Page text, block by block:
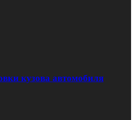
кузова автомобиля